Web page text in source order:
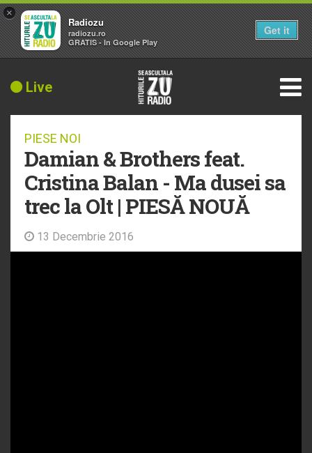
Live
PIESE NOI
Damian & Brothers feat.
Cristina Balan - Ma dusei sa
trec la Olt | PIESĂ NOUĂ
13 Decembrie 2016
×
Radiozu
radiozu.ro
GRATIS - In Google Play
Get it